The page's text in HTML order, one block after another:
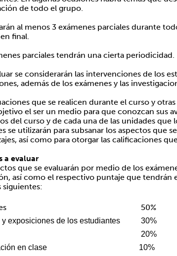
de todo el grupo.
al menos 3 exámenes parciales durante
final.
parciales tendrán una cierta periodicidad.
se considerarán las intervenciones de los
además de los exámenes y las
que se realicen durante el curso y
el ser un medio para que conozcan sus
del curso y de cada una de las unidades que
se utilizarán para subsanar los aspectos que
así como para otorgar las calificaciones
a evaluar
que se evaluarán por medio de los
así como el respectivo puntaje que tendrán
siguientes:
50%
y exposiciones de los estudiantes
30%
20%
en clase
10%